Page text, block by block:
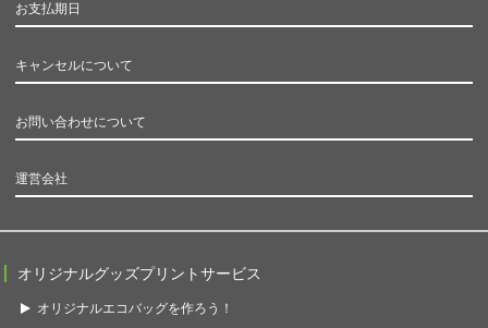
お支払期日
キャンセルについて
お問い合わせについて
運営会社
オリジナルグッズプリントサービス
オリジナルエコバッグを作ろう！